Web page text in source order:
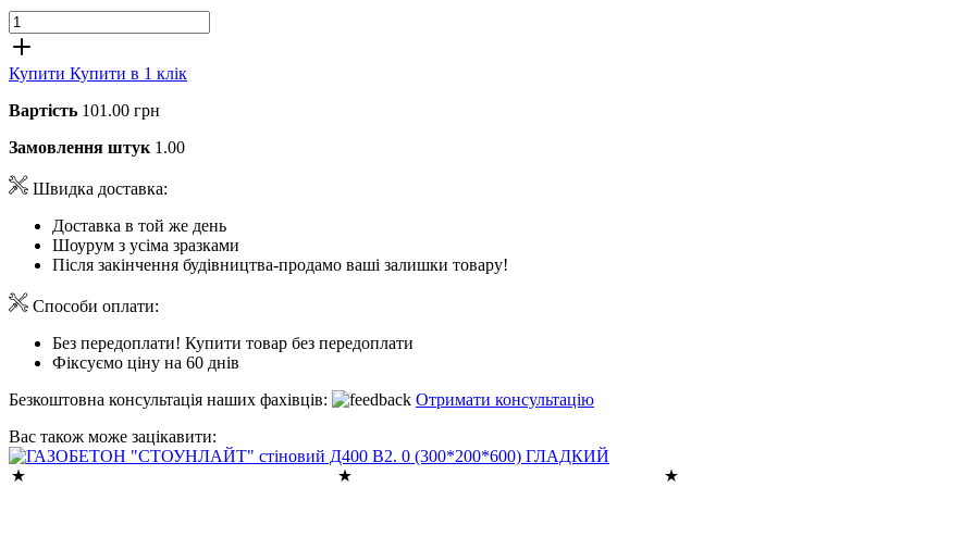
Купити Купити в 1 клік
Вартість 101.00 грн
Замовлення штук 1.00
Швидка доставка:
Доставка в той же день
Шоурум з усіма зразками
Після закінчення будівництва-продамо ваші залишки товару!
Способи оплати:
Без передоплати! Купити товар без передоплати
Фіксуємо ціну на 60 днів
Безкоштовна консультація наших фахівців:
Отримати консультацію
Вас також може зацікавити: